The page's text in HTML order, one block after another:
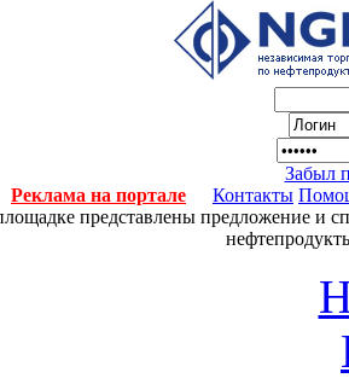
Забыл
Реклама на портале
Контакты
представлены предложение и